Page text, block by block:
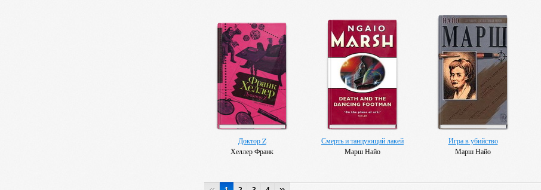
Доктор Z
Хеллер Франк
Смерть и танцующий лакей
Марш Найо
Игра в убийство
Марш Найо